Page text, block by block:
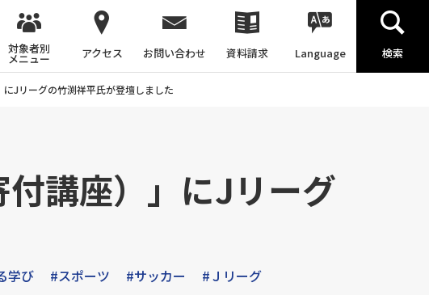
対象者別
メニュー アクセス お問い合わせ 資料請求 Language 検索
Jリーグの竹渕祥平氏が登壇しました
講座）」にJリーグ
学び #スポーツ #サッカー #Ｊリーグ